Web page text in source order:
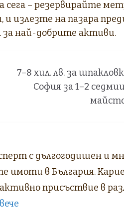
– резервирайте
излезте на пазара
най-добрите активи.
7–8 хил. лв. за
София за 1–2
с дългогодишен и
имоти в България.
присъствие в